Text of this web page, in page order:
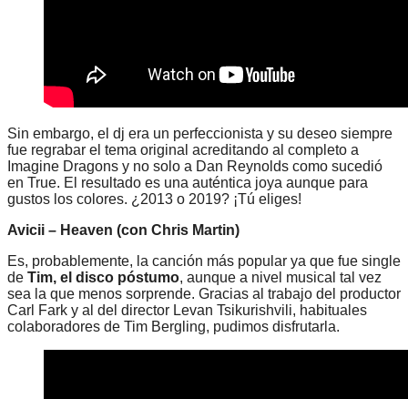
Sin embargo, el dj era un perfeccionista y su deseo siempre
fue regrabar el tema original acreditando al completo a
Imagine Dragons y no solo a Dan Reynolds como sucedió
en True. El resultado es una auténtica joya aunque para
gustos los colores. ¿2013 o 2019? ¡Tú eliges!
Avicii – Heaven (con Chris Martin)
Es, probablemente, la canción más popular ya que fue single
de Tim, el disco póstumo, aunque a nivel musical tal vez
sea la que menos sorprende. Gracias al trabajo del productor
Carl Fark y al del director Levan Tsikurishvili, habituales
colaboradores de Tim Bergling, pudimos disfrutarla.